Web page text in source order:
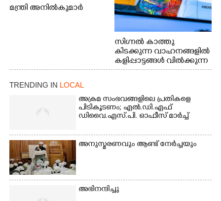
മന്ത്രി അനിൽകുമാർ
സിഗ്നൽ കാത്തു
കിടക്കുന്ന വാഹനങ്ങളിൽ
കളിപ്പാട്ടങ്ങൾ വിൽക്കുന്ന
നാടോടി യുവതി. ഇടപ്പള്ളി
TRENDING IN LOCAL
അക്രമ സംഭവങ്ങളിലെ പ്രതികളെ
പിടികൂടണം; എൽ.ഡി.എഫ്
ഡിവൈ.എസ്.പി. ഓഫീസ് മാർച്ച്
അനുസ്മരണവും ആണ്ട് നേർച്ചയും
അഭിനന്ദിച്ചു